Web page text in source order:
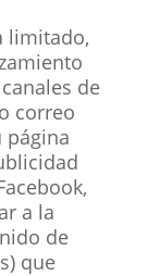
limitado,
de
correo
página
a la
de
que